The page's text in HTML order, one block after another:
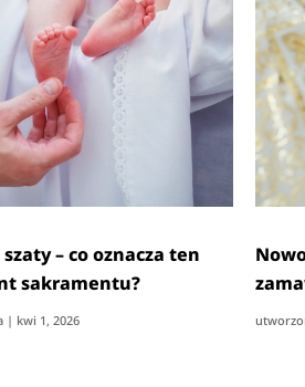
– co oznacza ten
sakramentu?
| kwi 1, 2026